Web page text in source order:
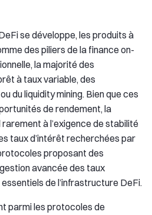
se développe, les produits à
des piliers de la finance on-
la majorité des
à taux variable, des
du liquidity mining. Bien que ces
de rendement, la
à l’exigence de stabilité
taux d’intérêt recherchées par
proposant des
avancée des taux
de l’infrastructure DeFi.
parmi les protocoles de